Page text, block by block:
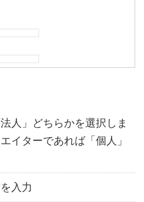
人」どちらかを選択しま
イターであれば「個人」
入力